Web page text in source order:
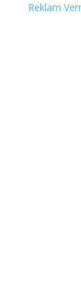
Reklam